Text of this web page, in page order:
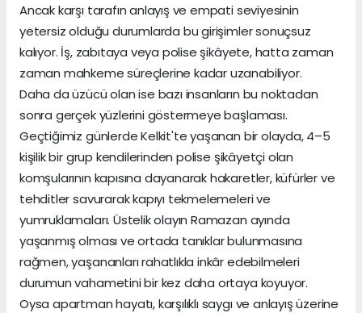
Ancak karşı tarafın anlayış ve empati seviyesinin
yetersiz olduğu durumlarda bu girişimler sonuçsuz
kalıyor. İş, zabıtaya veya polise şikâyete, hatta zaman
zaman mahkeme süreçlerine kadar uzanabiliyor.
Daha da üzücü olan ise bazı insanların bu noktadan
sonra gerçek yüzlerini göstermeye başlaması.
Geçtiğimiz günlerde Kelkit'te yaşanan bir olayda, 4–5
kişilik bir grup kendilerinden polise şikâyetçi olan
komşularının kapısına dayanarak hakaretler, küfürler ve
tehditler savurarak kapıyı tekmelemeleri ve
yumruklamaları. Üstelik olayın Ramazan ayında
yaşanmış olması ve ortada tanıklar bulunmasına
rağmen, yaşananları rahatlıkla inkâr edebilmeleri
durumun vahametini bir kez daha ortaya koyuyor.
Oysa apartman hayatı, karşılıklı saygı ve anlayış üzerine